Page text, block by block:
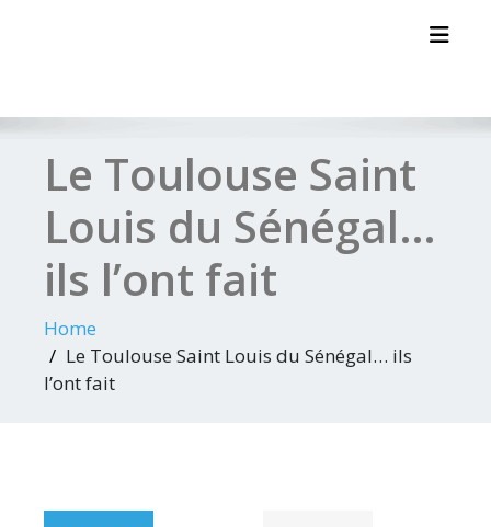
Le Toulouse Saint
Louis du Sénégal…
ils l’ont fait
Home
Le Toulouse Saint Louis du Sénégal… ils
l’ont fait